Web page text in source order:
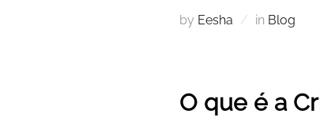
by Eesha in Blog
O que é a